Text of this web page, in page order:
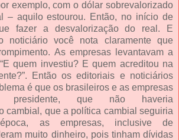
exemplo, com o dólar sobrevalorizado
– aquilo estourou. Então, no início de
fazer a desvalorização do real. E
noticiário você nota claramente que
As empresas levantavam a
quem investiu? E quem acreditou na
Então os editoriais e noticiários
é que os brasileiros e as empresas
presidente, que não haveria
cambial, que a política cambial seguiria
as empresas, inclusive de
muito dinheiro, pois tinham dívidas